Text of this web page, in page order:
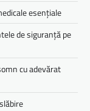
esențiale
de siguranță pe
cu adevărat